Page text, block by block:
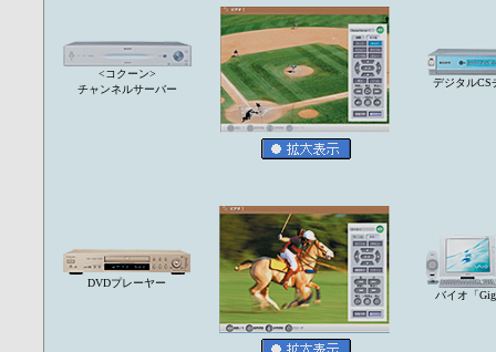
<コクーン>
チャンネルサーバー
デジタルCS
DVDプレーヤー
バイオ「